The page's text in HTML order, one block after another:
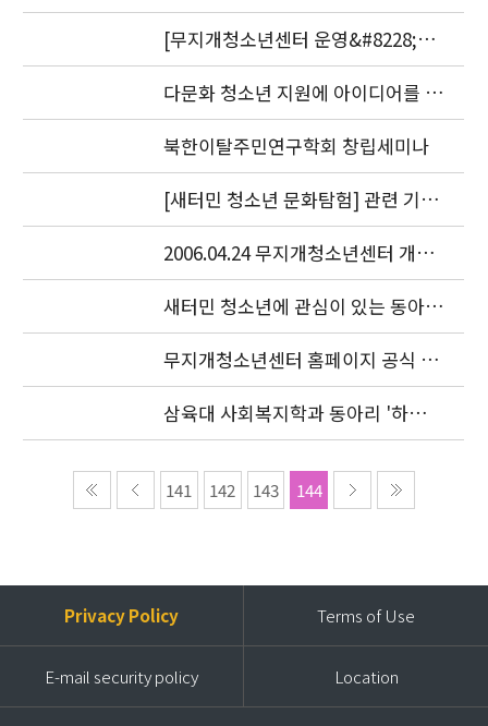
[무지개청소년센터 운영&#8228;자
문위원회 회의] 개최
다문화 청소년 지원에 아이디어를 제
안해 주세요.
북한이탈주민연구학회 창립세미나
[새터민 청소년 문화탐험] 관련 기관
실무자 간담회
2006.04.24 무지개청소년센터 개소
식이 있었습니다.
새터민 청소년에 관심이 있는 동아리
를 찾습니다.
무지개청소년센터 홈페이지 공식 오
픈
삼육대 사회복지학과 동아리 '하늘
샘' 특강
141 142 143 144
Privacy Policy Terms of Use
E-mail security policy Location